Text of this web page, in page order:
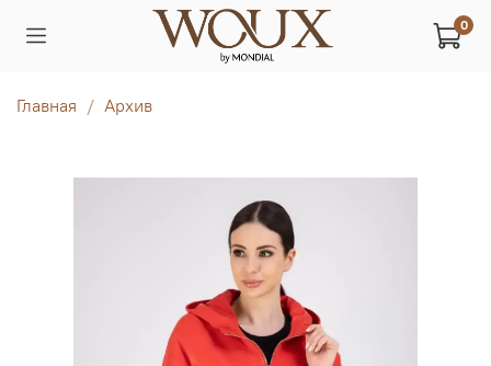
0
Главная Архив